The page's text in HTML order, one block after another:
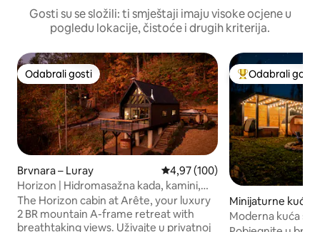
Gosti su se složili: ti smještaji imaju visoke ocjene u
pogledu lokacije, čistoće i drugih kriterija.
Odabrali gosti
Odabrali gosti
Brvnara – Luray Prosječna ocjena: 4,97/5,
4,97 (100)
Horizon | Hidromasažna kada, kamini,
sauna, EV utičnica
The Horizon cabin at Arête, your luxury
2 BR mountain A-frame retreat with
breathtaking views. Uživajte u privatnoj
Među najviše
Odabrali gosti
Minijaturne kuće
Moderna kuća s